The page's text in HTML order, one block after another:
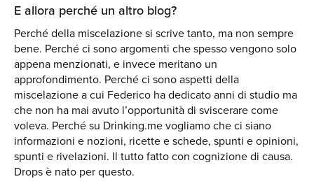
E allora perché un altro blog?
Perché della miscelazione si scrive tanto, ma non sempre
bene. Perché ci sono argomenti che spesso vengono solo
appena menzionati, e invece meritano un
approfondimento. Perché ci sono aspetti della
miscelazione a cui Federico ha dedicato anni di studio ma
che non ha mai avuto l’opportunità di sviscerare come
voleva. Perché su Drinking.me vogliamo che ci siano
informazioni e nozioni, ricette e schede, spunti e opinioni,
spunti e rivelazioni. Il tutto fatto con cognizione di causa.
Drops è nato per questo.